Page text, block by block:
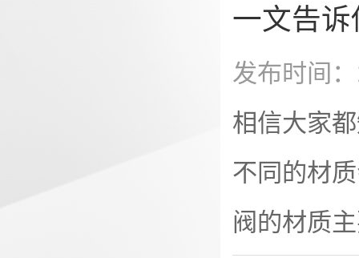
承。适用
况。浮动
质压力作
上，保证
况，结构
一文告
发布时间
相信大家
不同的材
阀的材质